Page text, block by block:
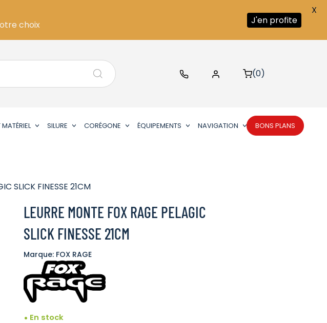
(0)
MATÉRIEL SILURE CORÉGONE ÉQUIPEMENTS NAVIGATION BONS PLANS
SLICK FINESSE 21CM
LEURRE MONTE FOX RAGE PELAGIC
SLICK FINESSE 21CM
Marque: FOX RAGE
En stock
choix
J'en profite
X